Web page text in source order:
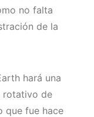
no falta
de la
hará una
rotativo de
que fue hace